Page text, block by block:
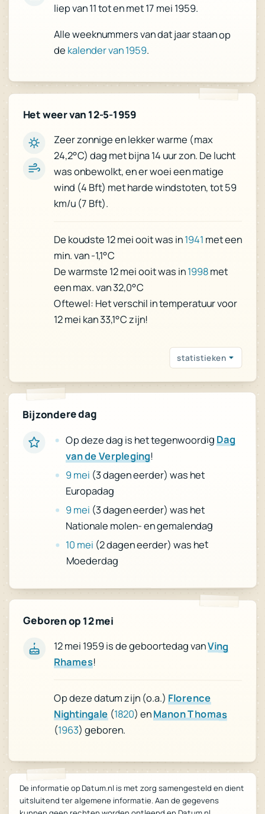
liep van 11 tot en met 17 mei 1959.
Alle weeknummers van dat jaar staan op
de kalender van 1959.
Het weer van 12-5-1959
Zeer zonnige en lekker warme (max
24,2°C) dag met bijna 14 uur zon. De lucht
was onbewolkt, en er woei een matige
wind (4 Bft) met harde windstoten, tot 59
km/u (7 Bft).
De koudste 12 mei ooit was in1941 met een
min. van -1,1°C
De warmste 12 mei ooit was in1998met
een max. van 32,0°C
Oftewel: Het verschil in temperatuur voor
12 mei kan 33,1°C zijn!
statistieken
Bijzondere dag
Op deze dag is het tegenwoordigDag
van de Verpleging!
9 mei (3 dagen eerder) was het
Europadag
9 mei (3 dagen eerder) was het
Nationale molen- en gemalendag
10 mei (2 dagen eerder) was het
Moederdag
Geboren op 12 mei
12 mei 1959 is de geboortedag vanVing
Rhames!
Op deze datum zijn (o.a.) Florence
Nightingale(1820) enManon Thomas
(1963) geboren.
De informatie op Datum.nl is met zorg samengesteld en dient
uitsluitend ter algemene informatie. Aan de gegevens